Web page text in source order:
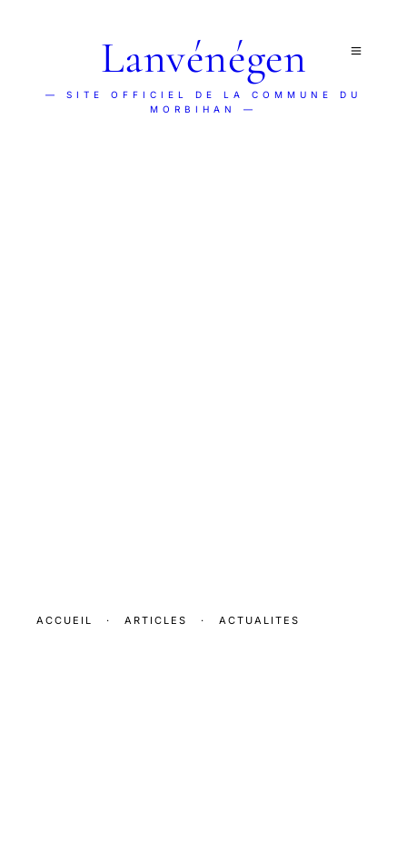
Lanvénégen
— SITE OFFICIEL DE LA COMMUNE DU
MORBIHAN —
ACCUEIL · ARTICLES · ACTUALITES